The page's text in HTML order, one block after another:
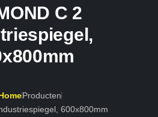
C 2
Producten
600x800mm